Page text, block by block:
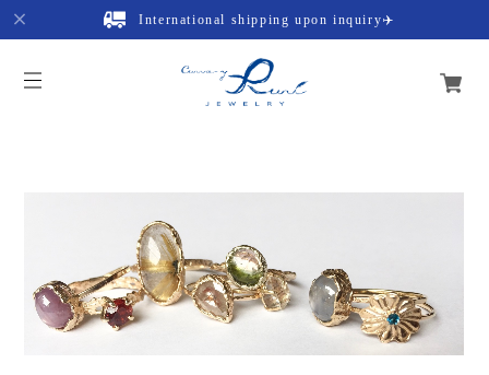
International shipping upon inquiry✈️